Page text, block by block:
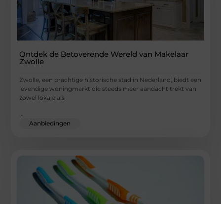
Ontdek de Betoverende Wereld van Makelaar
Zwolle
Zwolle, een prachtige historische stad in Nederland, biedt een
levendige woningmarkt die steeds meer aandacht trekt van
zowel lokale als
...
Aanbiedingen